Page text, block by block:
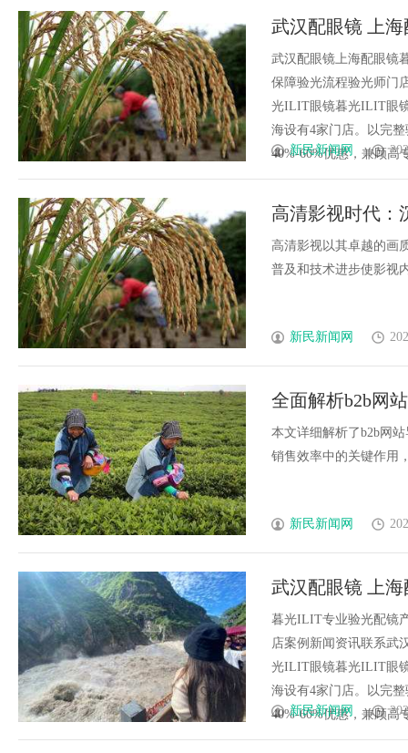
武汉配眼镜 上
武汉配眼镜上海配眼镜
保障验光流程验光师门
光ILIT眼镜暮光ILIT眼
海设有4家门店。以完
40%-60%优惠，兼顾高
新民新闻网
高清影视时代：
高清影视以其卓越的画
普及和技术进步使影视
新民新闻网
全面解析b2b网
利器
本文详细解析了b2b网
销售效率中的关键作用
新民新闻网
武汉配眼镜 上
暮光ILIT专业验光配镜
店案例新闻资讯联系武
光ILIT眼镜暮光ILIT眼
海设有4家门店。以完
40%-60%优惠，兼顾高
新民新闻网